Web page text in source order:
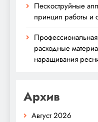
Пескоструйные
принцип работы
расходные
наращивания
Архив
Август 2026